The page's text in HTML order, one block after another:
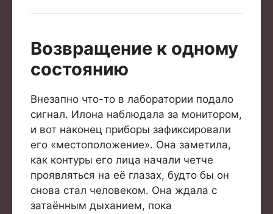
Возвращение к одному
состоянию
Внезапно что-то в лаборатории подало
сигнал. Илона наблюдала за монитором,
и вот наконец приборы зафиксировали
его «местоположение». Она заметила,
как контуры его лица начали четче
проявляться на её глазах, будто бы он
снова стал человеком. Она ждала с
затаённым дыханием, пока